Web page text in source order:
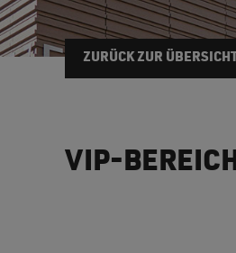
ZURÜCK ZUR ÜBERSICHT
VIP-